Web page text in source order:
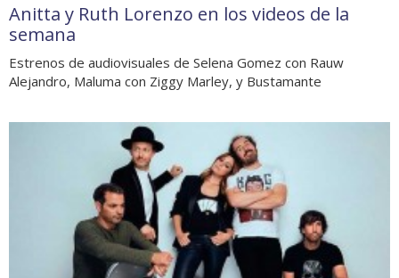
Anitta y Ruth Lorenzo en los videos de la
semana
Estrenos de audiovisuales de Selena Gomez con Rauw
Alejandro, Maluma con Ziggy Marley, y Bustamante